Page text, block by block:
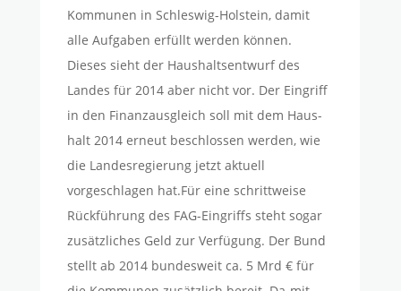
Kommunen in Schleswig-Holstein, damit
alle Aufgaben erfüllt werden können.
Dieses sieht der Haushaltsentwurf des
Landes für 2014 aber nicht vor. Der Eingriff
in den Finanzausgleich soll mit dem Haus-
halt 2014 erneut beschlossen werden, wie
die Landesregierung jetzt aktuell
vorgeschlagen hat.Für eine schrittweise
Rückführung des FAG-Eingriffs steht sogar
zusätzliches Geld zur Verfügung. Der Bund
stellt ab 2014 bundesweit ca. 5 Mrd € für